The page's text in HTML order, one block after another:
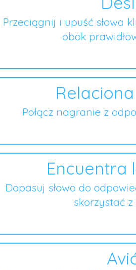
Przeciągnij i upuść słowa
obok
Połącz nagranie z
Encuentra
Dopasuj słowo do
skorzystać